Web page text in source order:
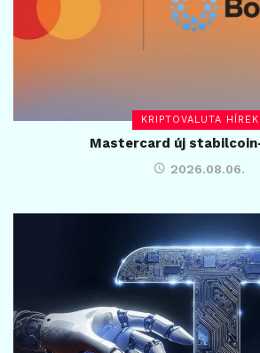
KRIPTOVALUTA HÍREK
Mastercard új
2026.08.06.